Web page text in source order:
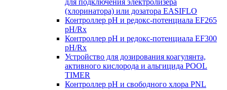
(хлоринатора) или дозатора EASIFLO
Контроллер рН и редокс-потенциала EF265
pH/Rx
Контроллер рН и редокс-потенциала EF300
pH/Rx
Устройство для дозирования коагулянта,
активного кислорода и альгицида POOL
TIMER
Контроллер рН и свободного хлора PNL